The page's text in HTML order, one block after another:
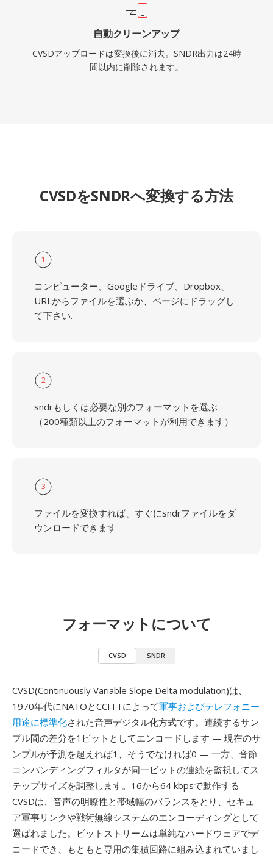
自動クリーンアップ
CVSDアップロードは変換後に消去。SNDR出力は24時
間以内に削除されます。
CVSDをSNDRへ変換する方法
1
コンピューター、Googleドライブ、Dropbox、
URLからファイルを選ぶか、ページにドラッグし
て下さい.
2
sndrもしくは必要な別のフォーマットを選ぶ
（200種類以上のフォーマットが利用できます）
3
ファイルを変換すれば、すぐにsndrファイルをダ
ウンロードできます
フォーマットについて
CVSD SNDR
CVSD(Continuously Variable Slope Delta modulation)は、
1970年代にNATOとCCITTによって軍事およびテレフォニー
用途に標準化された音声デジタル化方式です。連続するサン
プル間の差分を1ビットとしてエンコードします — 現在のサ
ンプルが予測を超えれば1、そうでなければ0 — 一方、音節
コンパンディングフィルタが同一ビットの連続を監視してス
テップサイズを調整します。16から64 kbpsで動作する
CVSDは、音声の明瞭性と帯域幅のバランスをとり、セキュ
ア軍事リンクや戦術無線システムのエンコーディングとして
選ばれました。ビットストリームは単純なハードウェアでデ
コードでき、もともと専用の集積回路に組み込まれていまし